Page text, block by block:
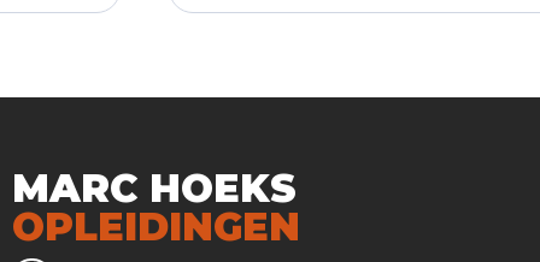
MARC HOEKS
OPLEIDINGEN